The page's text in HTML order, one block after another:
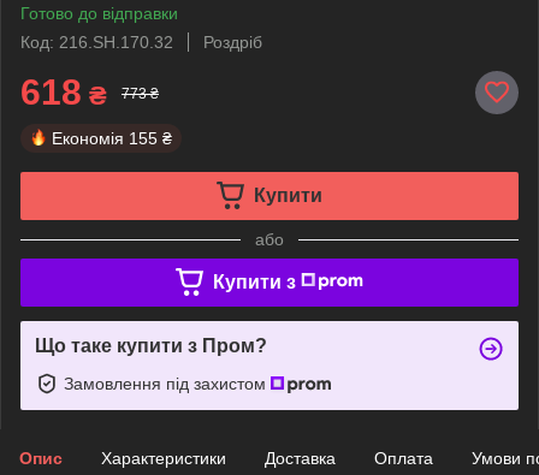
Готово до відправки
Код: 216.SH.170.32
Роздріб
618 ₴ 773 ₴
Економія 155 ₴
Купити
або
Купити з
Що таке купити з Пром?
Замовлення під захистом
Опис Характеристики Доставка Оплата Умови